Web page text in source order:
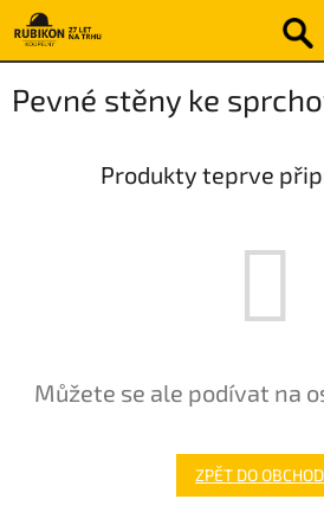
Přejít
na
obsah
Pevné stěny ke
Produkty teprve
Můžete se ale podívat na
ZPĚT DO